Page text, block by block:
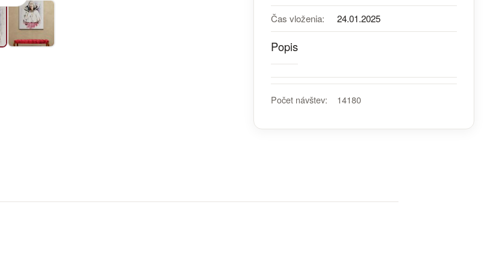
Čas vloženia: 24.01.2025
Popis
Počet návštev: 14180